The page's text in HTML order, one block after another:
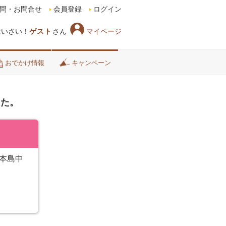
さい！ ゲスト さん マイページ
・お問合せ 会員登録 ログイン
おでかけ情報 キャンペーン
。
島中